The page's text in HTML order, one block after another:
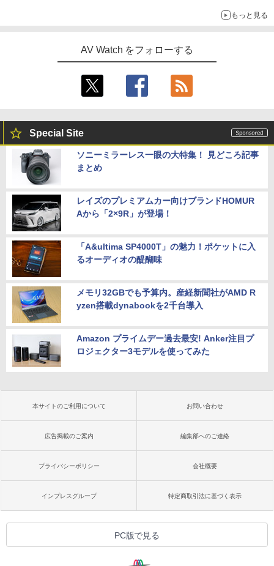
もっと見る
AV Watch をフォローする
Special Site
ソニーミラーレス一眼の大特集！ 見どころ記事
まとめ
レイズのプレミアムカー向けブランドHOMUR
Aから「2×9R」が登場！
「A&ultima SP4000T」の魅力！ポケットに入
るオーディオの醍醐味
メモリ32GBでも予算内。産経新聞社がAMD R
yzen搭載dynabookを2千台導入
Amazon プライムデー過去最安! Anker注目プ
ロジェクター3モデルを使ってみた
本サイトのご利用について お問い合わせ
広告掲載のご案内 編集部へのご連絡
プライバシーポリシー 会社概要
インプレスグループ 特定商取引法に基づく表示
PC版で見る